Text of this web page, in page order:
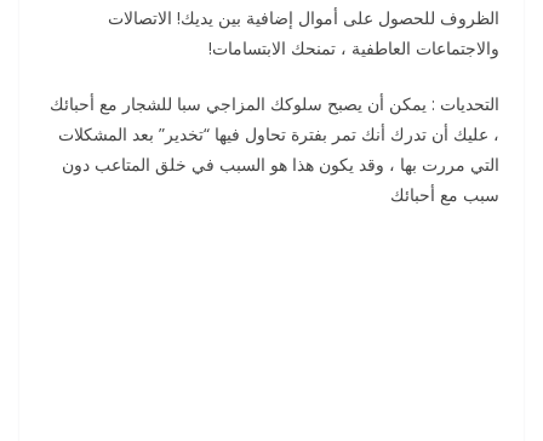
الظروف للحصول على أموال إضافية بين يديك! الاتصالات
والاجتماعات العاطفية ، تمنحك الابتسامات!
التحديات : يمكن أن يصبح سلوكك المزاجي سبا للشجار مع أحبائك
، عليك أن تدرك أنك تمر بفترة تحاول فيها “تخدير” بعد المشكلات
التي مررت بها ، وقد يكون هذا هو السبب في خلق المتاعب دون
سبب مع أحبائك